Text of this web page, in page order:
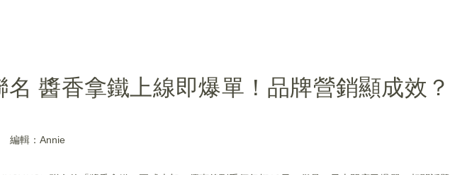
醬香拿鐵上線即爆單！品牌營銷顯成效？
編輯：Annie